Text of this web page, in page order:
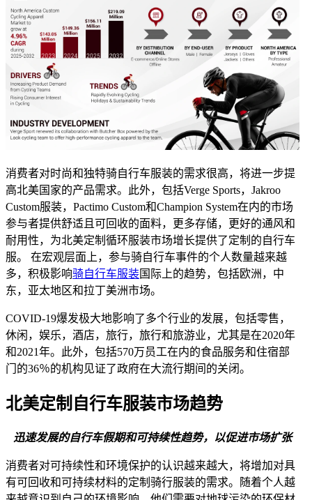
消费者对时尚和独特骑自行车服装的需求很高，将进一步提
高北美国家的产品需求。此外，包括Verge Sports，Jakroo
Custom服装，Pactimo Custom和Champion System在内的市场
参与者提供舒适且可回收的面料，更多存储，更好的通风和
耐用性，为北美定制循环服装市场增长提供了定制的自行车
服。
在宏观层面上，参与骑自行车事件的个人数量越来越
多，积极影响骑自行车服装国际上的趋势，包括欧洲，中
东，亚太地区和拉丁美洲市场。
COVID-19爆发极大地影响了多个行业的发展，包括零售，
休闲，娱乐，酒店，旅行，旅行和旅游业，尤其是在2020年
和2021年。此外，包括570万员工在内的食品服务和住宿部
门的36％的机构见证了政府在大流行期间的关闭。
北美定制自行车服装市场趋势
迅速发展的自行车假期和可持续性趋势，以促进市场扩张
消费者对可持续性和环境保护的认识越来越大，将增加对具
有可回收和可持续材料的定制骑行服装的需求。随着个人越